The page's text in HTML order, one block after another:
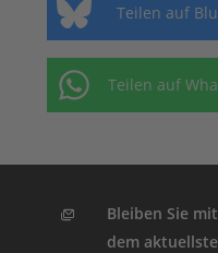
Teilen auf
Teilen auf
Bleiben Sie
dem